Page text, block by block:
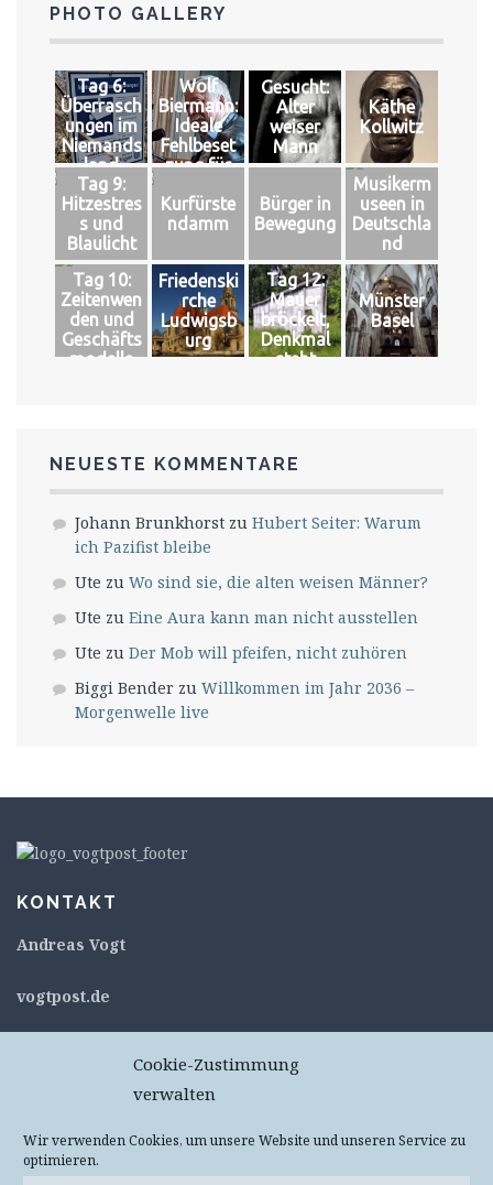
Cookie-Zustimmung
verwalten
Wir verwenden Cookies, um unsere Website und unseren Service zu
optimieren.
PHOTO GALLERY
Tag 6:
Überrasch
ungen im
Niemands
land
Wolf
Biermann:
Ideale
Fehlbeset
zung für
Glück
Gesucht:
Alter
weiser
Mann
Käthe
Kollwitz
Tag 9:
Hitzestres
s und
Blaulicht
Kurfürste
ndamm
Bürger in
Bewegung
Musikerm
useen in
Deutschla
nd
Tag 10:
Zeitenwen
den und
Geschäfts
modelle
Friedenski
rche
Ludwigsb
urg
Tag 12:
Mauer
bröckelt,
Denkmal
steht
Münster
Basel
NEUESTE KOMMENTARE
Johann Brunkhorst zu Hubert Seiter: Warum
ich Pazifist bleibe
Ute zu Wo sind sie, die alten weisen Männer?
Ute zu Eine Aura kann man nicht ausstellen
Ute zu Der Mob will pfeifen, nicht zuhören
Biggi Bender zu Willkommen im Jahr 2036 –
Morgenwelle live
KONTAKT
Andreas Vogt
vogtpost.de
Kurt-Schumacher-Straße 76
67663 Kaiserslautern
Keine Pakete oder Päckchen – Annahme wird